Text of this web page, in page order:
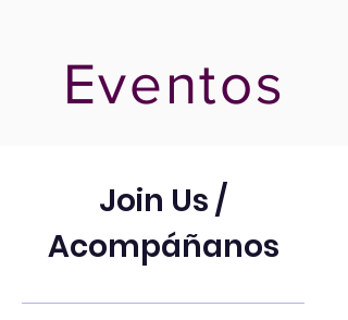
Eventos
Join Us /
Acompáñanos